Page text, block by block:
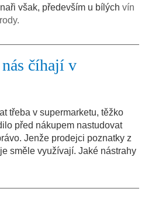
však, především u bílýchvín
nás číhají v
třeba v supermarketu, těžko
před nákupem nastudovat
Jenže prodejci poznatky z
směle využívají. Jaké nástrahy